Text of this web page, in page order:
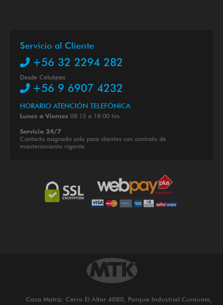
Servicio al Cliente
+56 32 2294 282
Desde Celulares
+56 9 6907 4232
HORARIO ATENCIÓN TELEFÓNICA
Lunes a Viernes 08:15 a 18:00 hrs
Servicio 24/7
Contacto asignado solo para clientes con contrato de
mantenimiento vigente.
Casa Matriz: Cerro El Altar 4080, Parque Industrial Curauma,